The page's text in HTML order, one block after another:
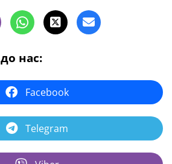
нас:
Facebook
Telegram